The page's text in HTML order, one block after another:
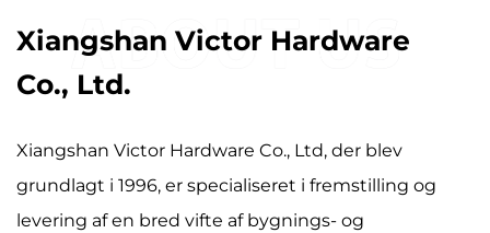
Xiangshan Victor Hardware
Co., Ltd.
Xiangshan Victor Hardware Co., Ltd, der blev
grundlagt i 1996, er specialiseret i fremstilling og
levering af en bred vifte af bygnings- og